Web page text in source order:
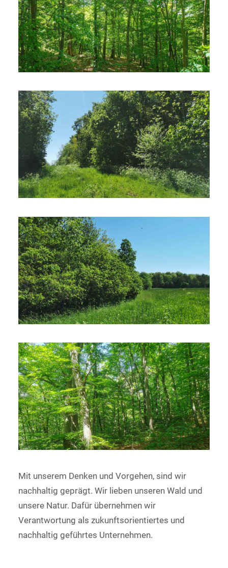
Mit unserem Denken und Vorgehen, sind wir
nachhaltig geprägt. Wir lieben unseren Wald und
unsere Natur. Dafür übernehmen wir
Verantwortung als zukunftsorientiertes und
nachhaltig geführtes Unternehmen.